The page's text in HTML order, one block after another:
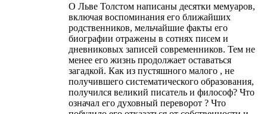
О Льве Толстом написаны десятки мемуаров,
включая воспоминания его ближайших
родственников, мельчайшие факты его
биографии отражены в сотнях писем и
дневниковых записей современников. Тем не
менее его жизнь продолжает оставаться
загадкой. Как из пустяшного малого , не
получившего систематического образования,
получился великий писатель и философ? Что
означал его духовный переворот ? Что